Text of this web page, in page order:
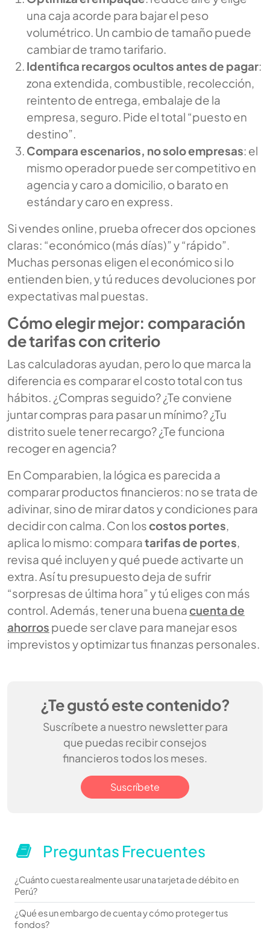
una caja acorde para bajar el peso
volumétrico. Un cambio de tamaño puede
cambiar de tramo tarifario.
Identifica recargos ocultos antes de pagar:
zona extendida, combustible, recolección,
reintento de entrega, embalaje de la
empresa, seguro. Pide el total “puesto en
destino”.
Compara escenarios, no solo empresas: el
mismo operador puede ser competitivo en
agencia y caro a domicilio, o barato en
estándar y caro en express.
Si vendes online, prueba ofrecer dos opciones
claras: “económico (más días)” y “rápido”.
Muchas personas eligen el económico si lo
entienden bien, y tú reduces devoluciones por
expectativas mal puestas.
Cómo elegir mejor: comparación
de tarifas con criterio
Las calculadoras ayudan, pero lo que marca la
diferencia es comparar el costo total con tus
hábitos. ¿Compras seguido? ¿Te conviene
juntar compras para pasar un mínimo? ¿Tu
distrito suele tener recargo? ¿Te funciona
recoger en agencia?
En Comparabien, la lógica es parecida a
comparar productos financieros: no se trata de
adivinar, sino de mirar datos y condiciones para
decidir con calma. Con loscostos portes,
aplica lo mismo: comparatarifas de portes,
revisa qué incluyen y qué puede activarte un
extra. Así tu presupuesto deja de sufrir
“sorpresas de última hora” y tú eliges con más
control. Además, tener una buena cuenta de
ahorros puede ser clave para manejar esos
imprevistos y optimizar tus finanzas personales.
¿Te gustó este contenido?
Suscríbete a nuestro newsletter para
que puedas recibir consejos
financieros todos los meses.
Suscríbete
Preguntas Frecuentes
¿Cuánto cuesta realmente usar una tarjeta de débito en
Perú?
¿Qué es un embargo de cuenta y cómo proteger tus
fondos?